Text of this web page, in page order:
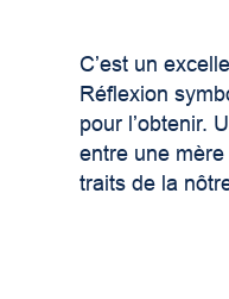
C’est un
Réflexion
pour l’obtenir.
entre une
traits de la